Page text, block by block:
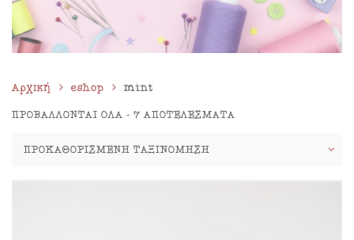
Αρχική eshop mint
ΠΡΟΒΆΛΛΟΝΤΑΙ ΌΛΑ - 7 ΑΠΟΤΕΛΈΣΜΑΤΑ